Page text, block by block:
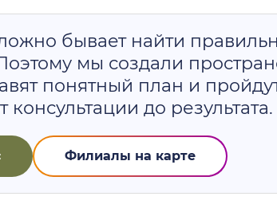
бывает найти
мы создали
понятный план и
до результата.
Филиалы на карте